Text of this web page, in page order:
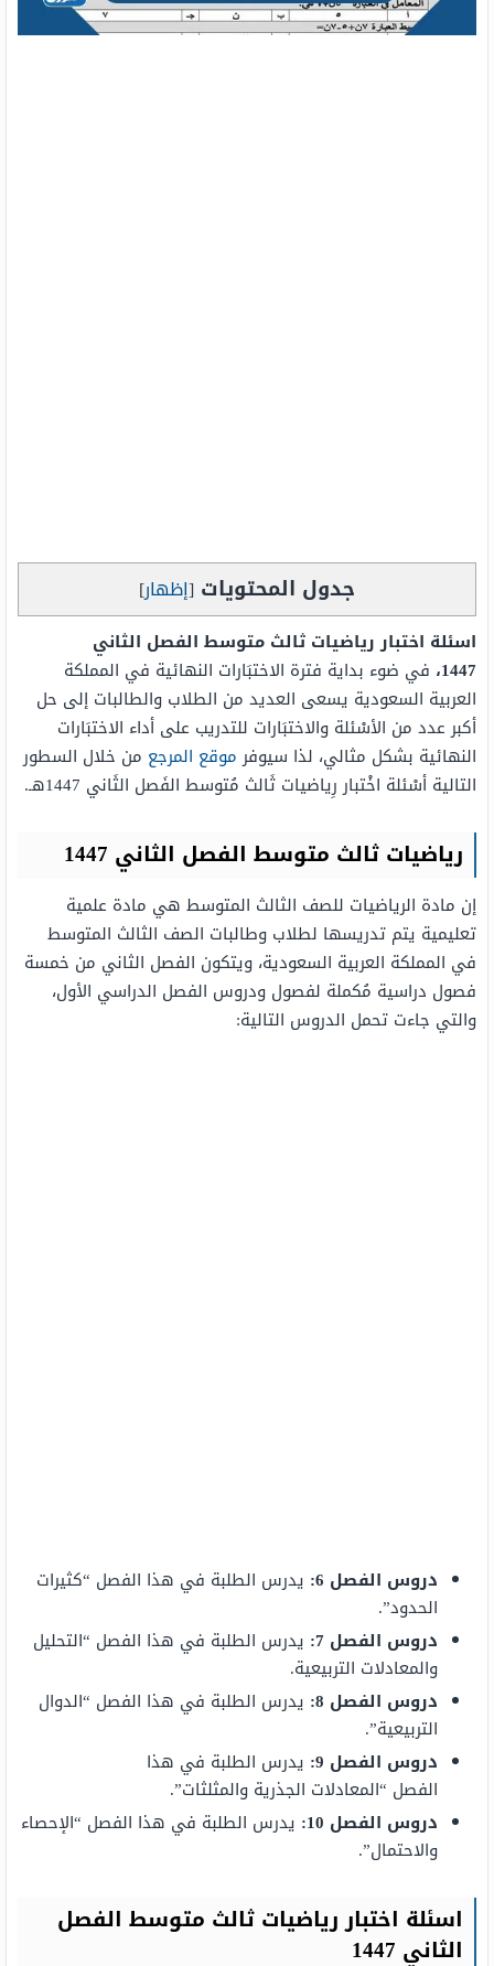
جدول المحتويات [إظهار]
اسئلة اختبار رياضيات ثالث متوسط الفصل الثاني
1447، في ضوء بداية فترة الاختبَارات النهائية في المملكة
العربية السعودية يسعى العديد من الطلاب والطالبات إلى حل
أكبر عدد من الأسْئلة والاختبَارات للتدريب على أداء الاختبَارات
النهائية بشكل مثالي، لذا سيوفرموقع المرجع من خلال السطور
التالية أسْئلة اخْتبار رِياضيات ثَالث مُتوسط الفَصل الثَاني 1447هـ.
رياضيات ثالث متوسط الفصل الثاني 1447
إن مادة الرياضيات للصف الثالث المتوسط هي مادة علمية
تعليمية يتم تدريسها لطلاب وطالبات الصف الثالث المتوسط
في المملكة العربية السعودية، ويتكون الفصل الثاني من خمسة
فصول دراسية مُكملة لفصول ودروس الفصل الدراسي الأول،
والتي جاءت تحمل الدروس التالية:
دروس الفصل 6:
يدرس الطلبة في هذا الفصل “كثيرات
الحدود”.
دروس الفصل 7:
يدرس الطلبة في هذا الفصل “التحليل
والمعادلات التربيعية.
دروس الفصل 8:
يدرس الطلبة في هذا الفصل “الدوال
التربيعية”.
دروس الفصل 9:
يدرس الطلبة في هذا
الفصل “المعادلات الجذرية والمثلثات”.
دروس الفصل 10:
يدرس الطلبة في هذا الفصل “الإحصاء
والاحتمال”.
اسئلة اختبار رياضيات ثالث متوسط الفصل
الثاني 1447